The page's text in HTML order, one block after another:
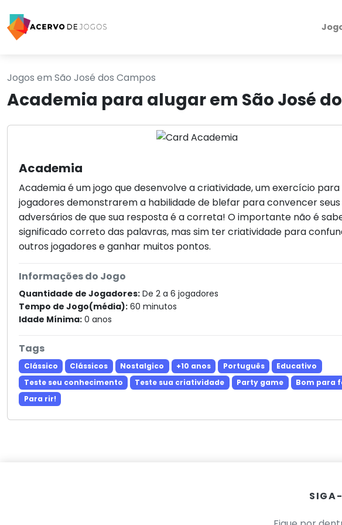
Jogos em São José dos Campos
Academia para alugar em São José
Academia
Academia é um jogo que desenvolve a criatividade, um exercício para
jogadores demonstrarem a habilidade de blefar para convencer seus
adversários de que sua resposta é a correta! O importante não é
significado correto das palavras, mas sim ter criatividade para
outros jogadores e ganhar muitos pontos.
Informações do Jogo
Quantidade de Jogadores: De 2 a 6 jogadores
Tempo de Jogo(média): 60 minutos
Idade Mínima: 0 anos
Tags
Clássico Clássicos Nostalgico +10 anos Português
Educativo
Teste seu conhecimento
Teste sua criatividade Party game
Bom para
Para rir!